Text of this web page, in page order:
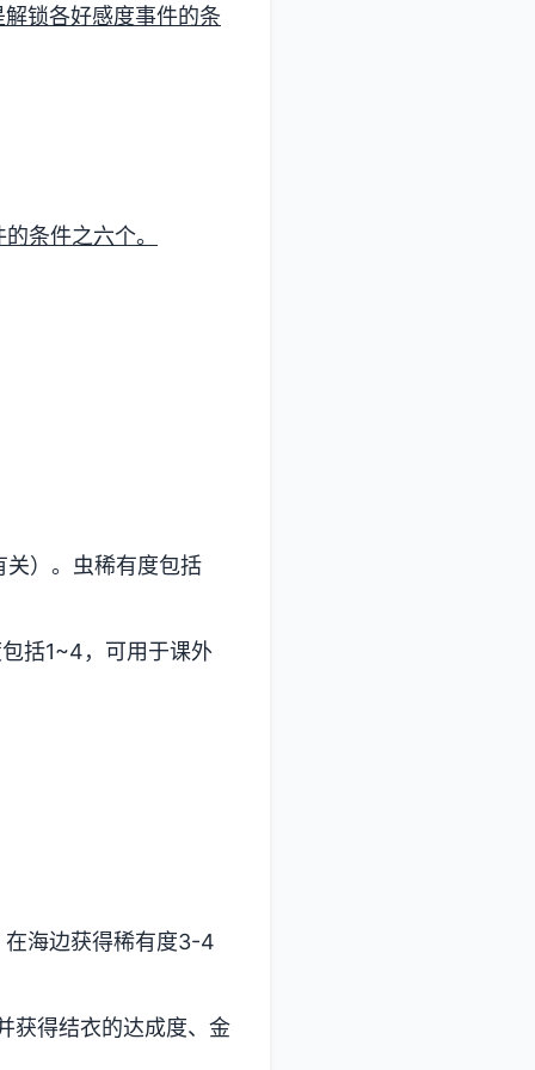
锁各好感度事件的条
条件之六个。
）。虫稀有度包括
括1~4，可用于课外
在海边获得稀有度3-4
获得结衣的达成度、金